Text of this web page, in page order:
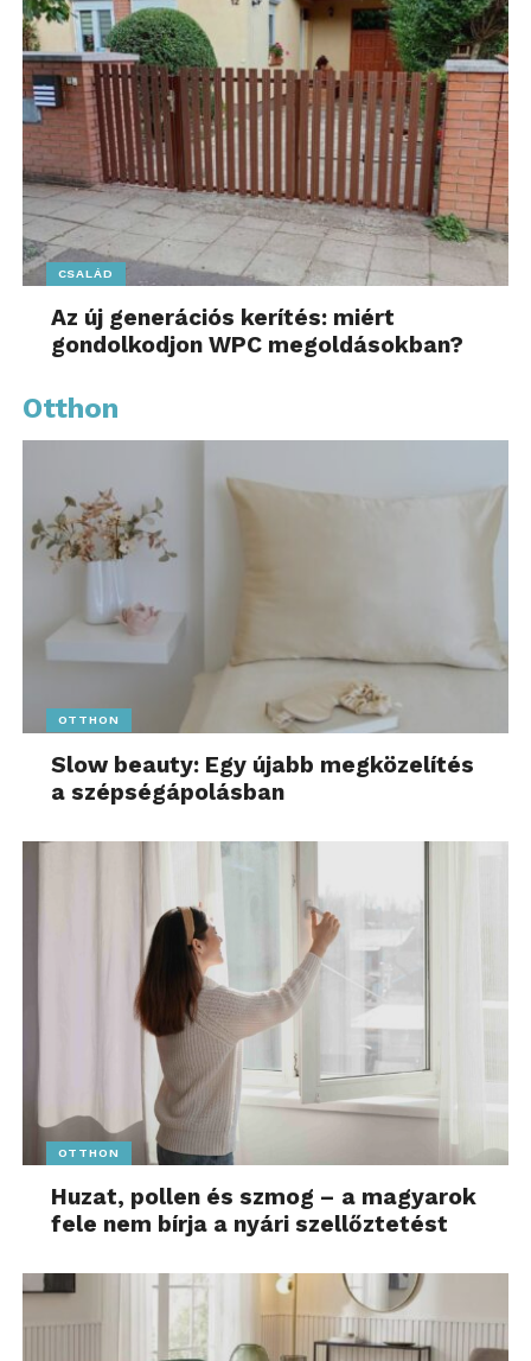
CSALÁD
Az új generációs kerítés: miért
gondolkodjon WPC megoldásokban?
Otthon
OTTHON
Slow beauty: Egy újabb megközelítés
a szépségápolásban
OTTHON
Huzat, pollen és szmog – a magyarok
fele nem bírja a nyári szellőztetést